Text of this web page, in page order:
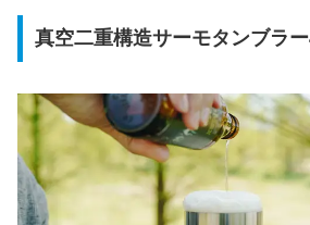
真空二重構造サーモタンブラ